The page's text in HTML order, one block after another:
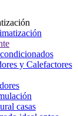
y Calefactores
casas